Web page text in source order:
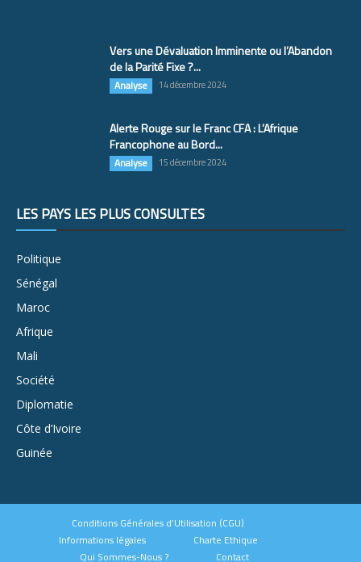
Vers une Dévaluation Imminente ou l’Abandon
de la Parité Fixe ?...
Analyse 14 décembre 2024
Alerte Rouge sur le Franc CFA : L’Afrique
Francophone au Bord...
Analyse 15 décembre 2024
LES PAYS LES PLUS CONSULTÉS
Politique
Sénégal
Maroc
Afrique
Mali
Société
Diplomatie
Côte d’Ivoire
Guinée
Conditions Générales d’Utilisation (CGU)
Informations légales
Charte Ethique
Qui Sommes-Nous ?
Contact